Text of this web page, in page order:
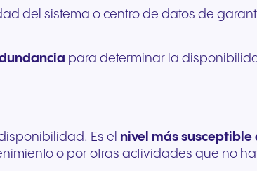
del sistema o centro de datos de
para determinar la
Es el nivel más
o por otras actividades que no